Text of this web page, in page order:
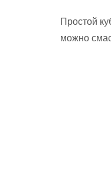
Простой
можно